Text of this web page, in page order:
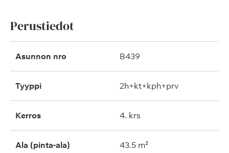
Perustiedot
Asunnon nro B439
Tyyppi 2h+kt+kph+prv
Kerros 4. krs
Ala (pinta-ala) 43.5 m²